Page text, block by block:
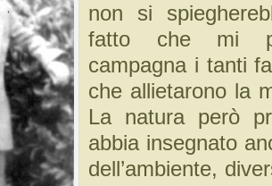
non si
fatto che mi
campagna i tanti
che allietarono la
La natura però
abbia insegnato
dell’ambiente,